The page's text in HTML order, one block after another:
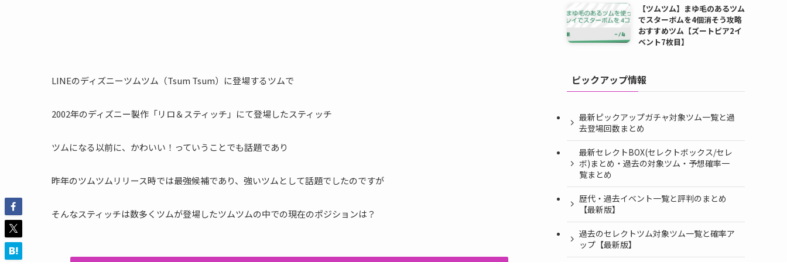
LINEのディズニーツムツム（Tsum Tsum）に登場するツムで
2002年のディズニー製作「リロ＆スティッチ」にて登場したスティッチ
ツムになる以前に、かわいい！っていうことでも話題であり
昨年のツムツムリリース時では最強候補であり、強いツムとして話題でしたのですが
そんなスティッチは数多くツムが登場したツムツムの中での現在のポジションは？
【ツムツム】まゆ毛のあるツム
でスターボムを4個消そう攻略
おすすめツム【ズートピア2イ
ベント7枚目】
ピックアップ情報
最新ピックアップガチャ対象ツム一覧と過
去登場回数まとめ
最新セレクトBOX(セレクトボックス/セレ
ボ)まとめ・過去の対象ツム・予想確率一
覧まとめ
歴代・過去イベント一覧と評判のまとめ
【最新版】
過去のセレクトツム対象ツム一覧と確率ア
ップ【最新版】